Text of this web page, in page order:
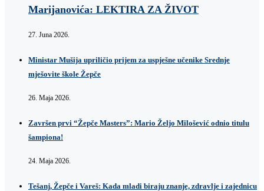
Marijanovića: LEKTIRA ZA ŽIVOT
27. Juna 2026.
Ministar Mušija upriličio prijem za uspješne učenike Srednje
mješovite škole Žepče
26. Maja 2026.
Završen prvi “Žepče Masters”: Mario Željo Milošević odnio titulu
šampiona!
24. Maja 2026.
Tešanj, Žepče i Vareš: Kada mladi biraju znanje, zdravlje i zajednicu